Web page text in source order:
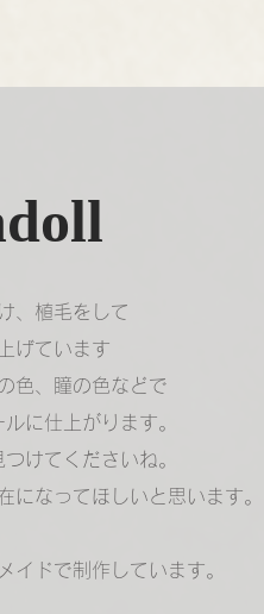
、植毛をして
げています
色、瞳の色などで
に仕上がります。
けてくださいね。
になってほしいと思います。
イドで制作しています。